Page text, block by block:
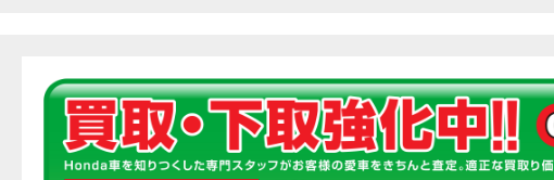
MOVIE 【ホンダ バイク】
EVENT ［三重県下最
EVENT ［三重県下最
CAMPAIGN 免許取得サ